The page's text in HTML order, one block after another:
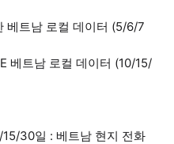
베트남 로컬 데이터 (5/6/7
베트남 로컬 데이터 (10/15/
30일 : 베트남 현지 전화